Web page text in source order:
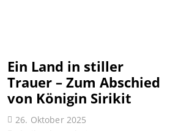
Ein Land in stiller
Trauer – Zum Abschied
von Königin Sirikit
26. Oktober 2025